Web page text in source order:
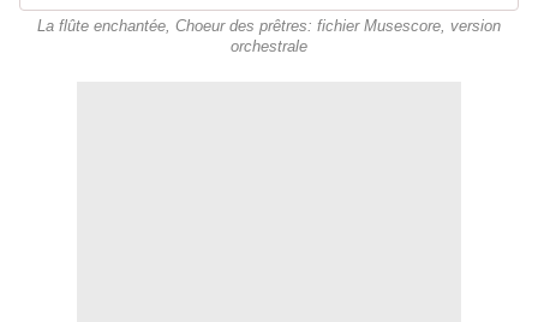
La flûte enchantée, Choeur des prêtres: fichier Musescore, version
orchestrale